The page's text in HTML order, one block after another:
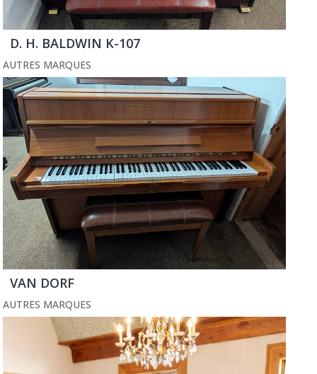
D. H. BALDWIN K-107
AUTRES MARQUES
VAN DORF
AUTRES MARQUES